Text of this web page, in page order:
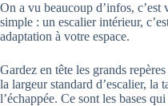
On a vu beaucoup d’infos,
simple : un escalier intérieur,
adaptation à votre espace.
Gardez en tête les grands
la largeur standard d’escalier, la
l’échappée. Ce sont les bases